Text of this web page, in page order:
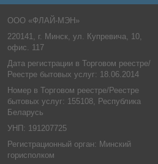
ООО «ФЛАЙ-МЭН»
220141, г. Минск, ул. Купревича, 10,
офис. 117
Дата регистрации в Торговом реестре/
Реестре бытовых услуг: 18.06.2014
Номер в Торговом реестре/Реестре
бытовых услуг: 155108, Республика
Беларусь
УНП: 191207725
Регистрационный орган: Минский
горисполком